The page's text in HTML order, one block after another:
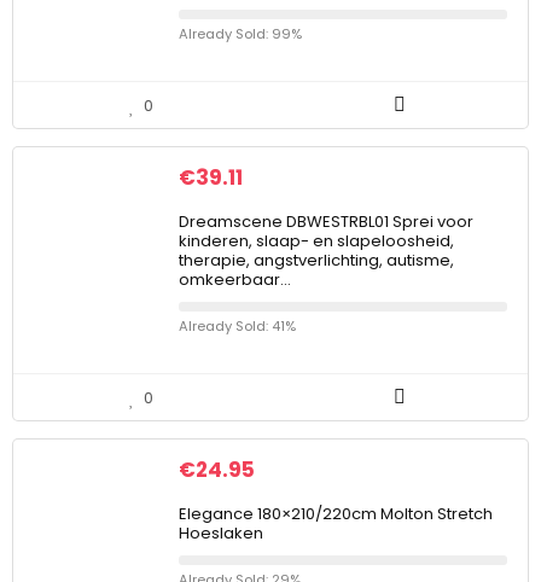
Already Sold: 99%
0
€39.11
Dreamscene DBWESTRBL01 Sprei voor
kinderen, slaap- en slapeloosheid,
therapie, angstverlichting, autisme,
omkeerbaar…
Already Sold: 41%
0
€24.95
Elegance 180×210/220cm Molton Stretch
Hoeslaken